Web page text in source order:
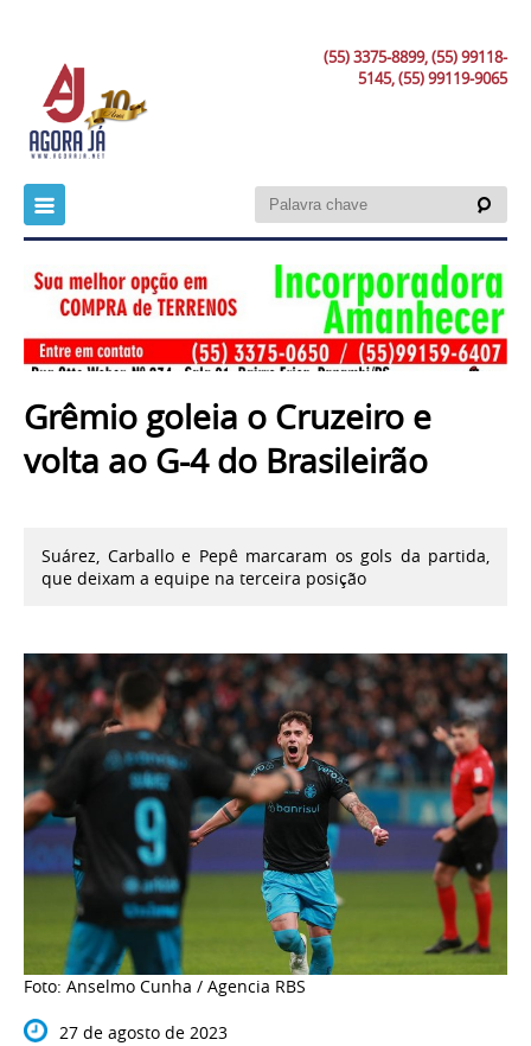
(55) 3375-8899, (55) 99118-
5145, (55) 99119-9065
Grêmio goleia o Cruzeiro e
volta ao G-4 do Brasileirão
Suárez, Carballo e Pepê marcaram os gols da partida,
que deixam a equipe na terceira posição
Foto: Anselmo Cunha / Agencia RBS
27 de agosto de 2023